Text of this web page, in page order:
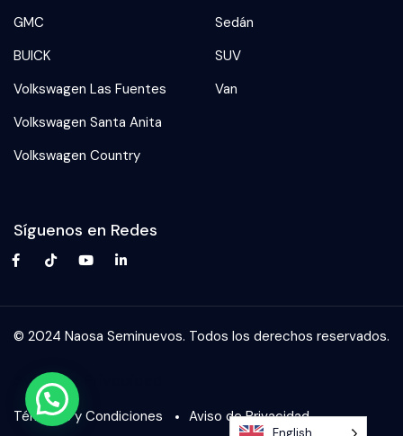
GMC
BUICK
Volkswagen Las Fuentes
Volkswagen Santa Anita
Volkswagen Country
Sedán
SUV
Van
Síguenos en Redes
© 2024 Naosa Seminuevos. Todos los derechos reservados.
Aviso De Privacidad
Términos y Condiciones Aviso de Privacidad
English